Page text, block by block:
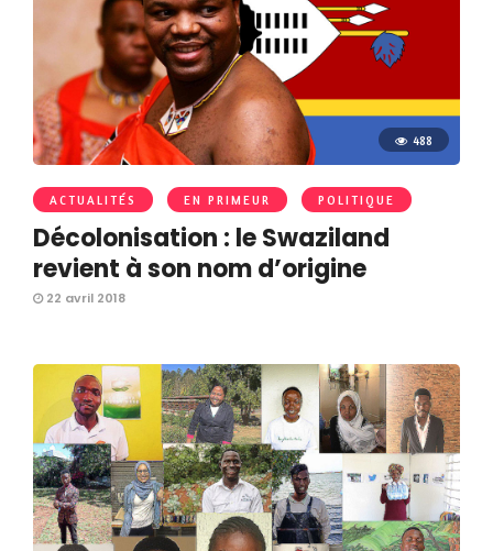
488
ACTUALITÉS EN PRIMEUR POLITIQUE
Décolonisation : le Swaziland
revient à son nom d’origine
22 avril 2018